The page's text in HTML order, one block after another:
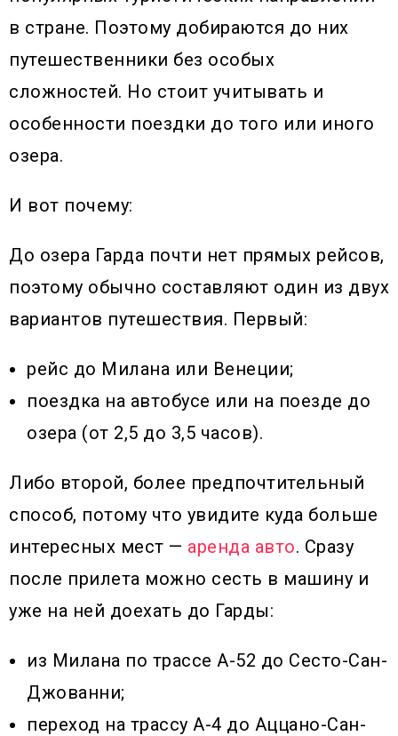
в стране. Поэтому добираются до них
путешественники без особых
сложностей. Но стоит учитывать и
особенности поездки до того или иного
озера.
И вот почему:
До озера Гарда почти нет прямых рейсов,
поэтому обычно составляют один из двух
вариантов путешествия. Первый:
рейс до Милана или Венеции;
поездка на автобусе или на поезде до
озера (от 2,5 до 3,5 часов).
Либо второй, более предпочтительный
способ, потому что увидите куда больше
интересных мест — аренда авто. Сразу
после прилета можно сесть в машину и
уже на ней доехать до Гарды:
из Милана по трассе А-52 до Сесто-Сан-
Джованни;
переход на трассу А-4 до Аццано-Сан-